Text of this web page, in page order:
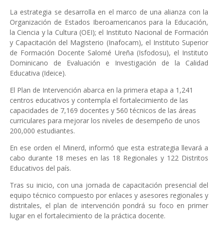
La estrategia se desarrolla en el marco de una alianza con la
Organización de Estados Iberoamericanos para la Educación,
la Ciencia y la Cultura (OEI); el Instituto Nacional de Formación
y Capacitación del Magisterio (Inafocam), el Instituto Superior
de Formación Docente Salomé Ureña (Isfodosu), el Instituto
Dominicano de Evaluación e Investigación de la Calidad
Educativa (Ideice).
El Plan de Intervención abarca en la primera etapa a 1,241
centros educativos y contempla el fortalecimiento de las
capacidades de 7,169 docentes y 560 técnicos de las áreas
curriculares para mejorar los niveles de desempeño de unos
200,000 estudiantes.
En ese orden el Minerd, informó que esta estrategia llevará a
cabo durante 18 meses en las 18 Regionales y 122 Distritos
Educativos del país.
Tras su inicio, con una jornada de capacitación presencial del
equipo técnico compuesto por enlaces y asesores regionales y
distritales, el plan de intervención pondrá su foco en primer
lugar en el fortalecimiento de la práctica docente.